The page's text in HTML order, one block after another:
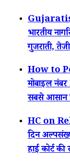
भारतीय
गुजराती,
How to
मोबाइल
सबसे आसान
HC on
दिन
हाई कोर्ट